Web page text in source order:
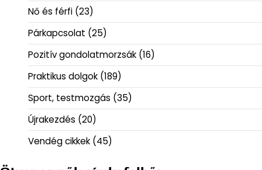
Nő és férfi (23)
Párkapcsolat (25)
Pozitív gondolatmorzsák (16)
Praktikus dolgok (189)
Sport, testmozgás (35)
Újrakezdés (20)
Vendég cikkek (45)